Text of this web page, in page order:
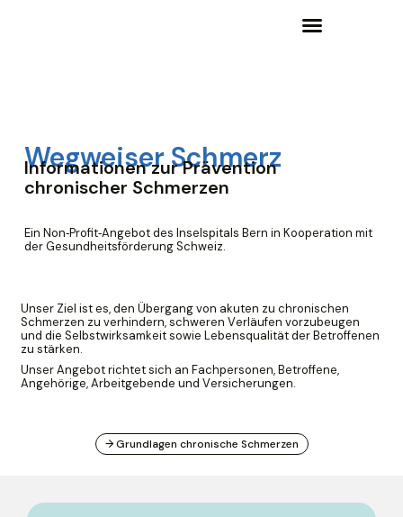
Wegweiser Schmerz
Informationen zur Prävention
chronischer Schmerzen
Ein Non‑Profit‑Angebot des Inselspitals Bern in Kooperation mit
der Gesundheitsförderung Schweiz.
Unser Ziel ist es, den Übergang von akuten zu chronischen
Schmerzen zu verhindern, schweren Verläufen vorzubeugen
und die Selbstwirksamkeit sowie Lebensqualität der Betroffenen
zu stärken.
Unser Angebot richtet sich an Fachpersonen, Betroffene,
Angehörige, Arbeitgebende und Versicherungen.
→ Grundlagen chronische Schmerzen